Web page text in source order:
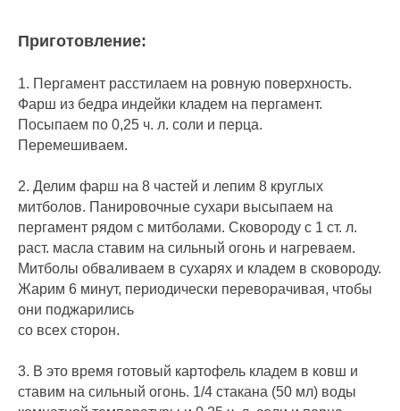
Приготовление:
1. Пергамент расстилаем на ровную поверхность.
Фарш из бедра индейки кладем на пергамент.
Посыпаем по 0,25 ч. л. соли и перца.
Перемешиваем.⠀
2. Делим фарш на 8 частей и лепим 8 круглых
митболов. Панировочные сухари высыпаем на
пергамент рядом с митболами. Сковороду с 1 ст. л.
раст. масла ставим на сильный огонь и нагреваем.
Митболы обваливаем в сухарях и кладем в сковороду.
Жарим 6 минут, периодически переворачивая, чтобы
они поджарились⠀
со всех сторон.⠀
3. В это время готовый картофель кладем в ковш и
ставим на сильный огонь. 1/4 стакана (50 мл) воды